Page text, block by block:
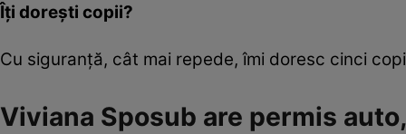
Îţi doreşti copii?
Cu siguranţă, cât mai repede, îmi doresc cinci
Viviana Sposub are permis